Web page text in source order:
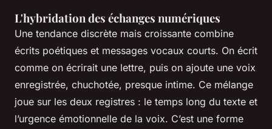
L'hybridation des échanges numériques
Une tendance discrète mais croissante combine
écrits poétiques et messages vocaux courts. On écrit
comme on écrirait une lettre, puis on ajoute une voix
enregistrée, chuchotée, presque intime. Ce mélange
joue sur les deux registres : le temps long du texte et
l’urgence émotionnelle de la voix. C’est une forme